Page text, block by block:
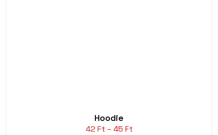
Hoodie
42 Ft – 45 FtÁrtartomány: